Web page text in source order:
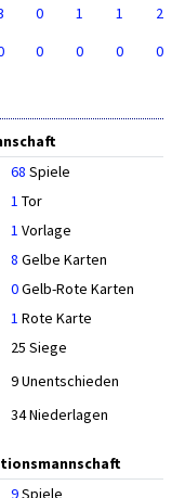
0 1 1
2
0 0 0 0
68 Spiele
1 Tor
1 Vorlage
8 Gelbe Karten
0Gelb-Rote Karten
1 Rote Karte
25 Siege
9 Unentschieden
34 Niederlagen
9Spiele